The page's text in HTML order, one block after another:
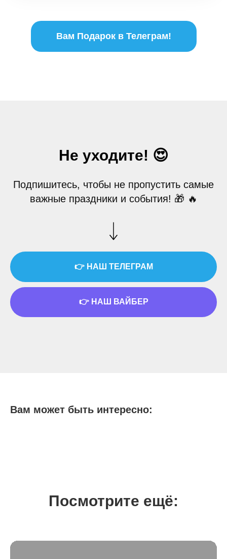
Вам Подарок в Телеграм!
Не уходите! 😍
Подпишитесь, чтобы не пропустить самые
важные праздники и события! 🎁 🔥
👉 НАШ ТЕЛЕГРАМ
👉 НАШ ВАЙБЕР
Вам может быть интересно:
Посмотрите ещё: